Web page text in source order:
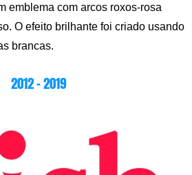
emblema com arcos roxos-rosa
O efeito brilhante foi criado usando
brancas.
2012 – 2019